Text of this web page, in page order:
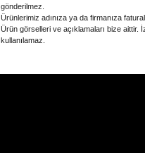
gönderilmez.
Ürünlerimiz adınıza ya da firmanıza
Ürün görselleri ve açıklamaları bize aittir.
kullanılamaz.